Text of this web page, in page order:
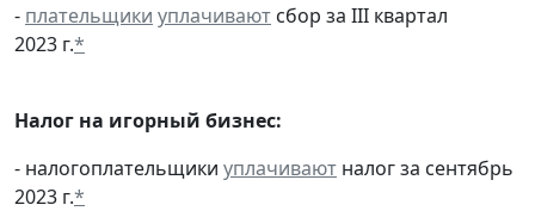
- плательщики уплачивают сбор за III квартал
2023 г.*
Налог на игорный бизнес:
- налогоплательщики уплачивают налог за сентябрь
2023 г.*